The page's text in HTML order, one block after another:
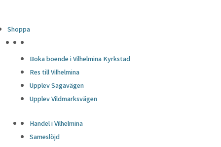
Shoppa
Boka boende i Vilhelmina Kyrkstad
Res till Vilhelmina
Upplev Sagavägen
Upplev Vildmarksvägen
Handel i Vilhelmina
Sameslöjd